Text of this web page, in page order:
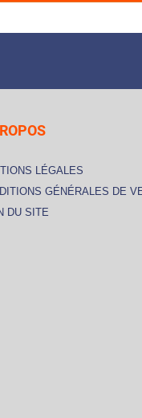
LÉGALES
GÉNÉRALES DE
DU SITE